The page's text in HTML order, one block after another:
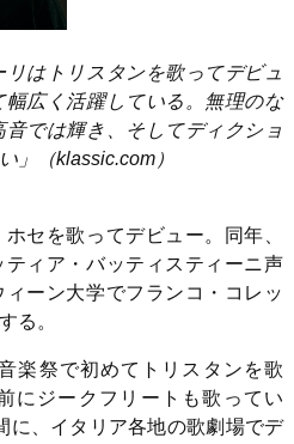
リはトリスタンを歌ってデビュ
広く活躍している。無理のな
では輝き、そしてディクショ
」（klassic.com）
セを歌ってデビュー。同年、
ィア・バッティスティーニ声
ーン大学でフランコ・コレッ
る。
楽祭で初めてトリスタンを歌
にジークフリートも歌ってい
に、イタリア各地の歌劇場でデ